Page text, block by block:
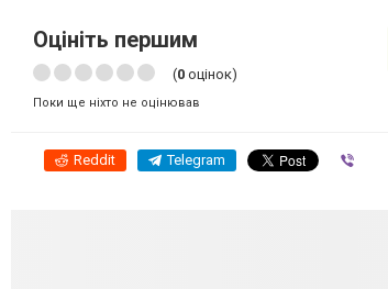
Оцініть першим
(0 оцінок)
Поки ще ніхто не оцінював
Reddit Telegram